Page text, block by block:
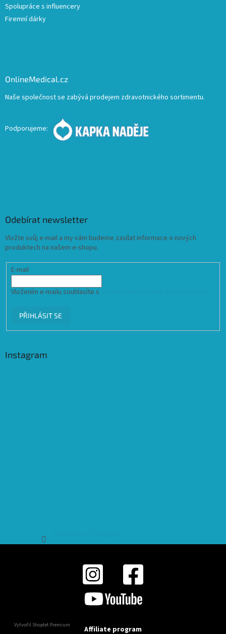
Spolupráce s influencery
Firemní dárky
OnlineMedical.cz
Naše společnost se zabývá prodejem zdravotnického sortimentu.
Podporujeme:
Odebírat newsletter
Vložte svůj e-mail a my vám budeme zasílat informace o nových
produktech na našem e-shopu.
E-mail
Vložením e-mailu souhlasíte s
PŘIHLÁSIT SE
Instagram
Vytvořil Shoptet Premium Affiliate program